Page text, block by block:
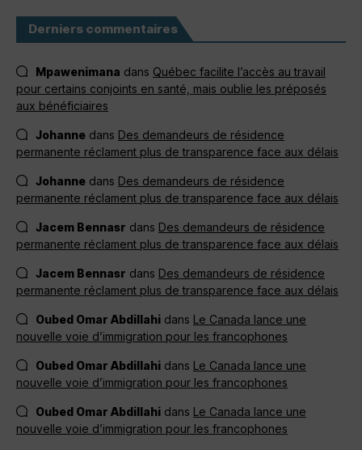
Derniers commentaires
Mpawenimana dans Québec facilite l’accès au travail
pour certains conjoints en santé, mais oublie les préposés
aux bénéficiaires
Johanne dans Des demandeurs de résidence
permanente réclament plus de transparence face aux délais
Johanne dans Des demandeurs de résidence
permanente réclament plus de transparence face aux délais
Jacem Bennasr dans Des demandeurs de résidence
permanente réclament plus de transparence face aux délais
Jacem Bennasr dans Des demandeurs de résidence
permanente réclament plus de transparence face aux délais
Oubed Omar Abdillahi dans Le Canada lance une
nouvelle voie d’immigration pour les francophones
Oubed Omar Abdillahi dans Le Canada lance une
nouvelle voie d’immigration pour les francophones
Oubed Omar Abdillahi dans Le Canada lance une
nouvelle voie d’immigration pour les francophones